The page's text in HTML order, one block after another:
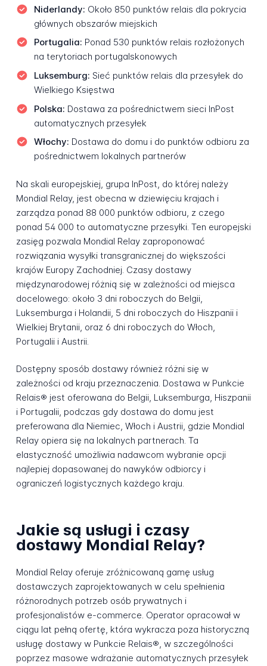
Niderlandy: Około 850 punktów relais dla pokrycia
głównych obszarów miejskich
Portugalia: Ponad 530 punktów relais rozłożonych
na terytoriach portugalskonowych
Luksemburg: Sieć punktów relais dla przesyłek do
Wielkiego Księstwa
Polska: Dostawa za pośrednictwem sieci InPost
automatycznych przesyłek
Włochy: Dostawa do domu i do punktów odbioru za
pośrednictwem lokalnych partnerów
Na skali europejskiej, grupa InPost, do której należy
Mondial Relay, jest obecna w dziewięciu krajach i
zarządza ponad 88 000 punktów odbioru, z czego
ponad 54 000 to automatyczne przesyłki. Ten europejski
zasięg pozwala Mondial Relay zaproponować
rozwiązania wysyłki transgranicznej do większości
krajów Europy Zachodniej. Czasy dostawy
międzynarodowej różnią się w zależności od miejsca
docelowego: około 3 dni roboczych do Belgii,
Luksemburga i Holandii, 5 dni roboczych do Hiszpanii i
Wielkiej Brytanii, oraz 6 dni roboczych do Włoch,
Portugalii i Austrii.
Dostępny sposób dostawy również różni się w
zależności od kraju przeznaczenia. Dostawa w Punkcie
Relais® jest oferowana do Belgii, Luksemburga, Hiszpanii
i Portugalii, podczas gdy dostawa do domu jest
preferowana dla Niemiec, Włoch i Austrii, gdzie Mondial
Relay opiera się na lokalnych partnerach. Ta
elastyczność umożliwia nadawcom wybranie opcji
najlepiej dopasowanej do nawyków odbiorcy i
ograniczeń logistycznych każdego kraju.
Jakie są usługi i czasy
dostawy Mondial Relay?
Mondial Relay oferuje zróżnicowaną gamę usług
dostawczych zaprojektowanych w celu spełnienia
różnorodnych potrzeb osób prywatnych i
profesjonalistów e-commerce. Operator opracował w
ciągu lat pełną ofertę, która wykracza poza historyczną
usługę dostawy w Punkcie Relais®, w szczególności
poprzez masowe wdrażanie automatycznych przesyłek